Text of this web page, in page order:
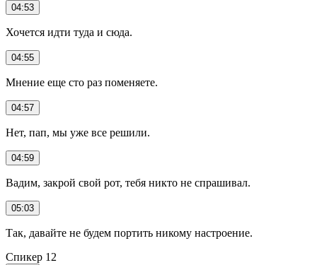
04:53
Хочется идти туда и сюда.
04:55
Мнение еще сто раз поменяете.
04:57
Нет, пап, мы уже все решили.
04:59
Вадим, закрой свой рот, тебя никто не спрашивал.
05:03
Так, давайте не будем портить никому настроение.
Спикер 12